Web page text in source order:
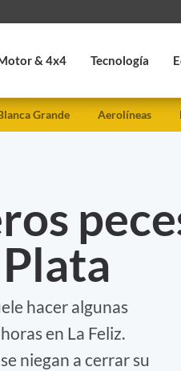
& 4x4 Tecnología
Grande Aerolíneas
hacer algunas
en La Feliz.
niegan a cerrar su